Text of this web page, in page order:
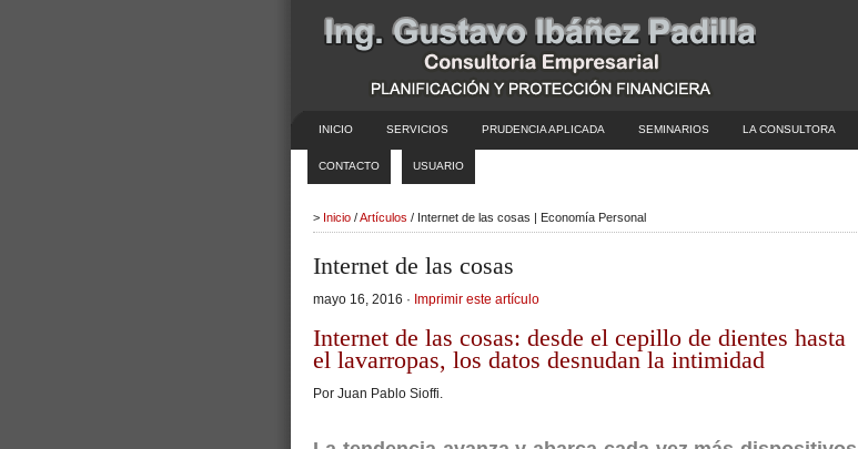
INICIO SERVICIOS PRUDENCIA APLICADA SEMINARIOS LA CONSULTORA
CONTACTO USUARIO
> Inicio /Artículos / Internet de las cosas | Economía Personal
Internet de las cosas
mayo 16, 2016 · Imprimir este artículo
Internet de las cosas: desde el cepillo de dientes hasta
el lavarropas, los datos desnudan la intimidad
Por Juan Pablo Sioffi.